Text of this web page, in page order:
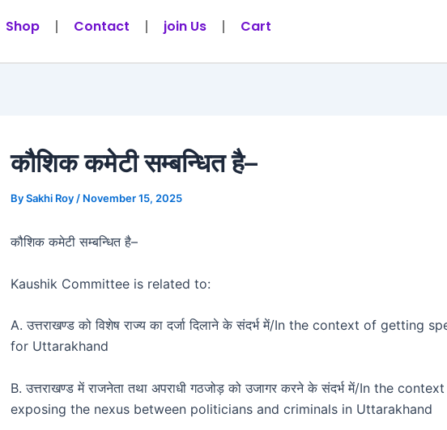
Shop Contact join Us Cart
कौशिक कमेटी सम्बन्धित है–
BySakhi Roy / November 15, 2025
कौशिक कमेटी सम्बन्धित है–
Kaushik Committee is related to:
A. उत्तराखण्ड को विशेष राज्य का दर्जा दिलाने के संदर्भ में/In the context of getting
for Uttarakhand
B. उत्तराखण्ड में राजनेता तथा अपराधी गठजोड़ को उजागर करने के संदर्भ में/In the
exposing the nexus between politicians and criminals in Uttarakhand